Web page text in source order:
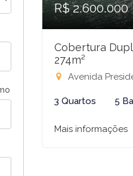
R$ 2.600.000
Cobertura
274m²
Avenida Presidente Juscelino K. de
3 Quartos 5
Mais informações